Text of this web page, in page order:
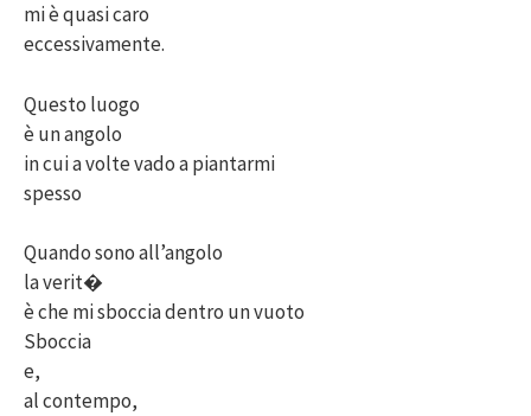
mi è quasi caro
eccessivamente.
Questo luogo
è un angolo
in cui a volte vado a piantarmi
spesso
Quando sono all’angolo
la verit�
è che mi sboccia dentro un vuoto
Sboccia
e,
al contempo,